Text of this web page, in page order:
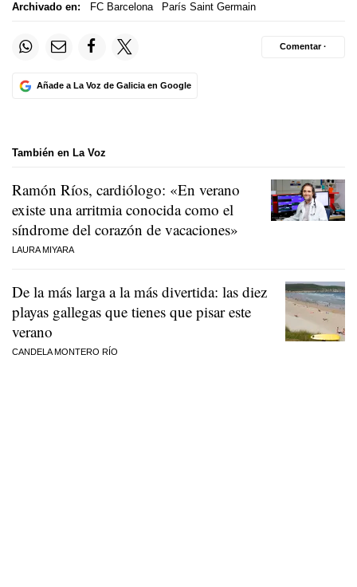
Archivado en: FC Barcelona París Saint Germain
Añade a La Voz de Galicia en Google
Comentar ·
También en La Voz
Ramón Ríos, cardiólogo: «En verano
existe una arritmia conocida como el
síndrome del corazón de vacaciones»
LAURA MIYARA
De la más larga a la más divertida: las diez
playas gallegas que tienes que pisar este
verano
CANDELA MONTERO RÍO